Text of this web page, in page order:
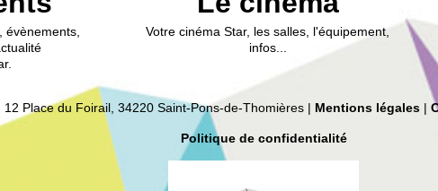
évènements,
Votre cinéma Star, les salles, l'équipement,
infos...
12 Place du Foirail, 34220 Saint-Pons-de-Thomières | Mentions légales |
Politique de confidentialité